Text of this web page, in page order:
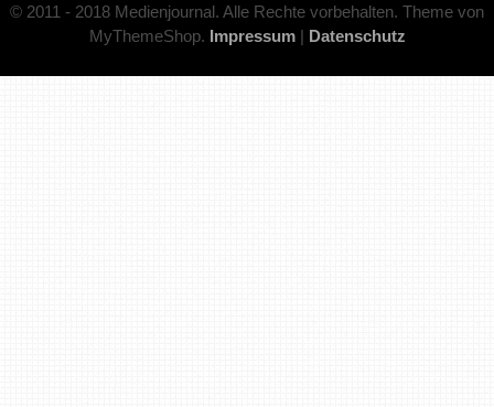
© 2011 - 2018 Medienjournal. Alle Rechte vorbehalten. Theme von
MyThemeShop. Impressum| Datenschutz